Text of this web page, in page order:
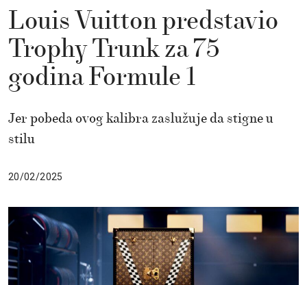
Louis Vuitton predstavio
Trophy Trunk za 75
godina Formule 1
Jer pobeda ovog kalibra zaslužuje da stigne u
stilu
20/02/2025